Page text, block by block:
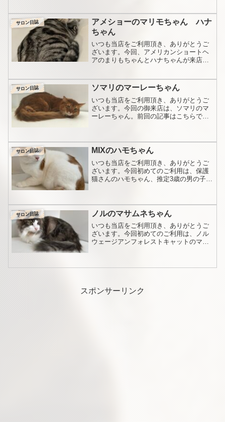
と、一般的に、「ペットサロン」「トリ
ミングサロン」「トリマー...
サロン日誌
アメショーのマリモちゃん ハナ
ちゃん
いつも当店をご利用頂き、ありがとうご
ざいます。今回、アメリカンショートヘ
アのまりもちゃんとハナちゃんが来店さ
が、最初はまりもちゃんから来てくださ
っていました。その後ハナ...
サロン日誌 ソマリのマーレーちゃん
いつも当店をご利用頂き、ありがとうご
ざいます。今回の御来店は、ソマリのマ
ーレーちゃん。前回の記事はこちらで
さってます。前回の施術から、およそ1ヶ
月。3回目の御来店で、前...
サロン日誌 MIXのハモちゃん
いつも当店をご利用頂き、ありがとうご
ざいます。今回初めてのご利用は、保護
猫さんのハモちゃん、推定3歳の男の子で
めてとのことで、かなり注意して施術致
しました。ハモちゃんはお...
サロン日誌 ノルのマサムネちゃん
いつも当店をご利用頂き、ありがとうご
ざいます。今回初めてのご利用は、ノル
ウェージアンフォレストキャットのマサ
でに3年ほどかかる猫種ですが、まだ1歳
スポンサーリンク